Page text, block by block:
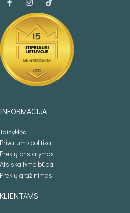
INFORMACIJA
Taisyklės
Privatumo politika
Prekių pristatymas
Atsiskaitymo būdai
Prekių grąžinimas
KLIENTAMS